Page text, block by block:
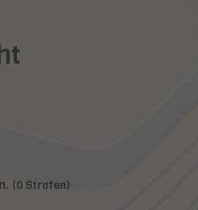
(0 Strafen)